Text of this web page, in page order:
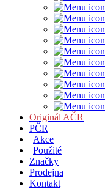
Originál AČR
PČR
Akce
Použité
Značky
Prodejna
Kontakt